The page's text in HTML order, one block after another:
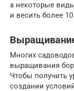
а некоторые
и весить более 10
Многих
выращивания
Чтобы получить
создании